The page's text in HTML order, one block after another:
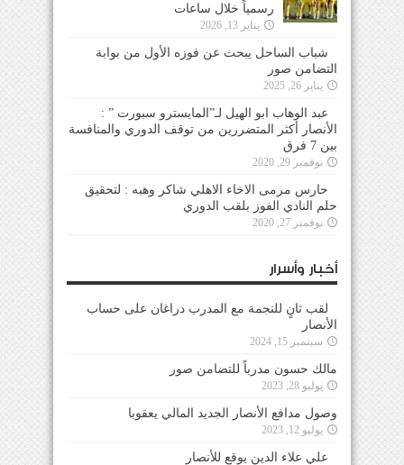
رسمياً خلال ساعات
يناير 13, 2026
شباب الساحل يبحث عن فوزه الأول من بوابة
التضامن صور
يناير 26, 2025
عبد الوهاب ابو الهيل لـ”المايسترو سبورت ” :
الأنصار أكثر المتضررين من توقف الدوري والمنافسة
بين 7 فرق
نوفمبر 29, 2020
حارس مرمى الاخاء الاهلي شاكر وهبه : لتحقيق
حلم النادي الفوز بلقب الدوري
نوفمبر 27, 2020
أخبار وأسرار
لقب ثانٍ للنجمة مع المدرب دراغان على حساب
الأنصار
سبتمبر 15, 2024
مالك حسون مدرباً للتضامن صور
يوليو 28, 2023
وصول مدافع الأنصار الجديد المالي يعقوبا
يوليو 12, 2023
علي علاء الدين يوقع للأنصار